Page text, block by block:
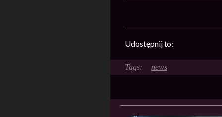
Udostępnij to:
news